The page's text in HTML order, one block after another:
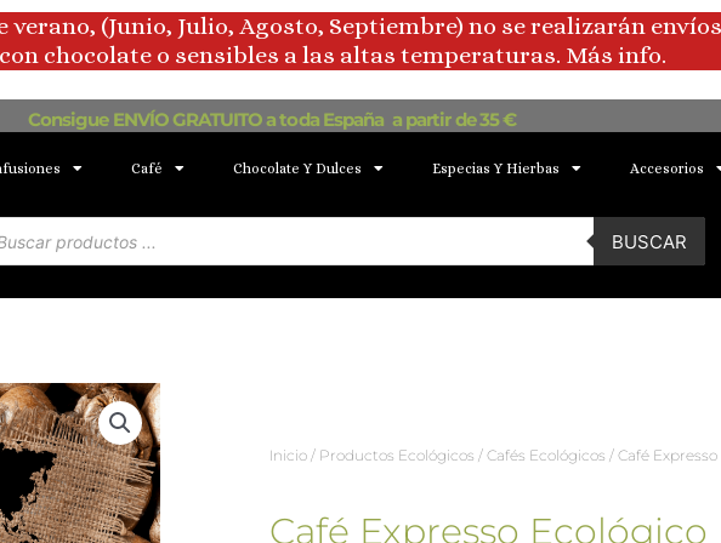
verano, (Junio, Julio, Agosto, Septiembre) no se realizarán
chocolate o sensibles a las altas temperaturas. Más info.
Consigue ENVÍO GRATUITO a toda España a partir de 35 €
Café Chocolate Y Dulces Especias Y Hierbas Accesorios
BUSCAR
Inicio / Productos Ecológicos / Cafés Ecológicos / Café
Café Expresso Ecológico